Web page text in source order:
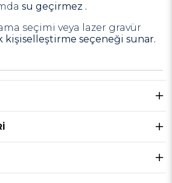
su geçirmez .
seçimi veya lazer gravür
kişiselleştirme seçeneği sunar.